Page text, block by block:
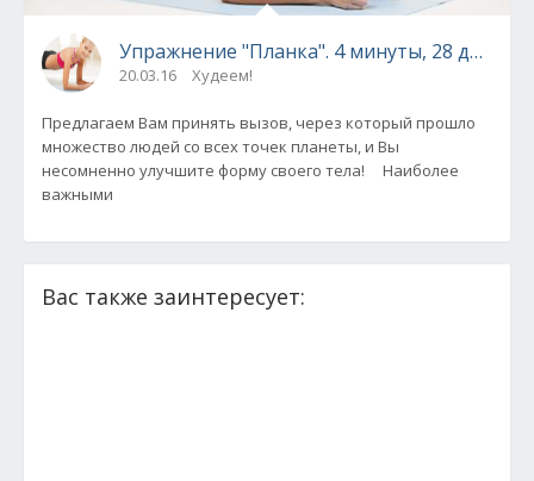
Упражнение "Планка". 4 минуты, 28 дней —
20.03.16 Худеем!
Предлагаем Вам принять вызов, через который прошло
множество людей со всех точек планеты, и Вы
несомненно улучшите форму своего тела! Наиболее
важными
Вас также заинтересует: